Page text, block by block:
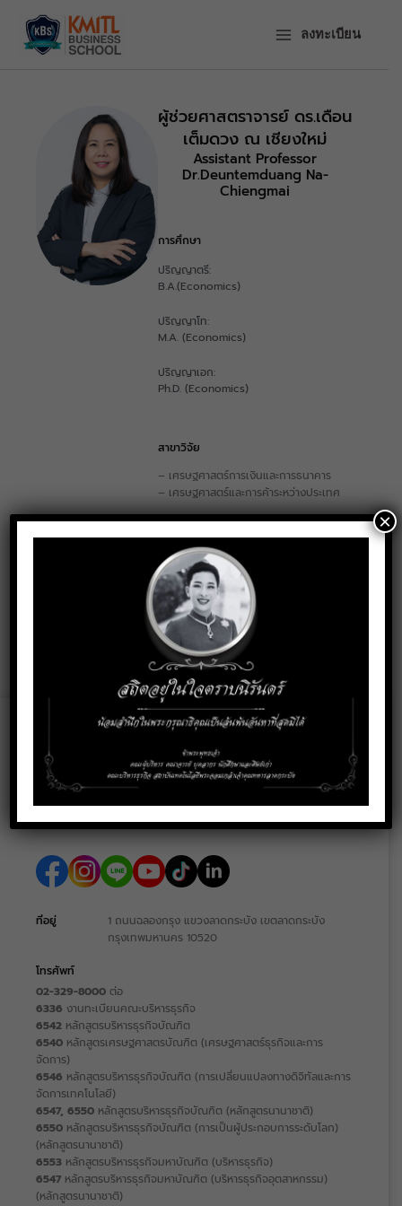
ลงทะเบียน
ผู้ช่วยศาสตราจารย์ ดร.เดือน
เต็มดวง ณ เชียงใหม่
Assistant Professor
Dr.Deuntemduang Na-
Chiengmai
การศึกษา
ปริญญาตรี:
B.A.(Economics)
ปริญญาโท:
M.A. (Economics)
ปริญญาเอก:
Ph.D. (Economics)
สาขาวิจัย
– เศรษฐศาสตร์การเงินและการธนาคาร
– เศรษฐศาสตร์และการค้าระหว่างประเทศ
การติดต่อ
Email:
deuntemduang.na@kmitl.ac.th
Social Media
ที่อยู่
1 ถนนฉลองกรุง แขวงลาดกระบัง เขตลาดกระบัง
กรุงเทพมหานคร 10520
โทรศัพท์
02-329-8000 ต่อ
6336 งานทะเบียนคณะบริหารธุรกิจ
6542 หลักสูตรบริหารธุรกิจบัณฑิต
6540 หลักสูตรเศรษฐศาสตรบัณฑิต (เศรษฐศาสตร์ธุรกิจและการ
จัดการ)
6546 หลักสูตรบริหารธุรกิจบัณฑิต (การเปลี่ยนแปลงทางดิจิทัลและการ
จัดการเทคโนโลยี)
6547, 6550 หลักสูตรบริหารธุรกิจบัณฑิต (หลักสูตรนานาชาติ)
6550 หลักสูตรบริหารธุรกิจบัณฑิต (การเป็นผู้ประกอบการระดับโลก)
(หลักสูตรนานาชาติ)
6553 หลักสูตรบริหารธุรกิจมหาบัณฑิต (บริหารธุรกิจ)
6547 หลักสูตรบริหารธุรกิจมหาบัณฑิต (บริหารธุรกิจอุตสาหกรรม)
(หลักสูตรนานาชาติ)
×